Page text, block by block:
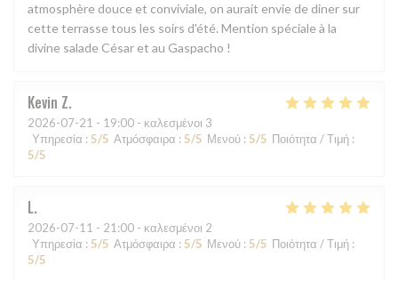
atmosphère douce et conviviale, on aurait envie de diner sur
cette terrasse tous les soirs d'été. Mention spéciale à la
divine salade César et au Gaspacho !
Kevin Z
2026-07-21 - 19:00 - καλεσμένοι 3
Υπηρεσία : 5/5 Ατμόσφαιρα : 5/5 Μενού : 5/5 Ποιότητα / Τιμή :
5/5
L
2026-07-11 - 21:00 - καλεσμένοι 2
Υπηρεσία : 5/5 Ατμόσφαιρα : 5/5 Μενού : 5/5 Ποιότητα / Τιμή :
5/5